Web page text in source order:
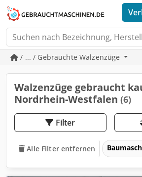
/ ... / Gebrauchte Walzenzüge
Walzenzüge gebraucht
Nordrhein-Westfalen (6)
Filter
Alle Filter entfernen